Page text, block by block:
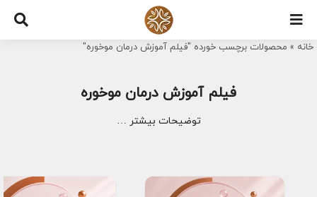
Skip
content
خانه » محصولات برچسب خورده "فیلم آموزش درمان موخوره"
فیلم آموزش درمان موخوره
توضیحات بیشتر …